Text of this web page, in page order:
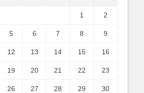
1 2
5 6 7 8 9
12 13 14 15 16
19 20 21 22 23
26 27 28 29 30